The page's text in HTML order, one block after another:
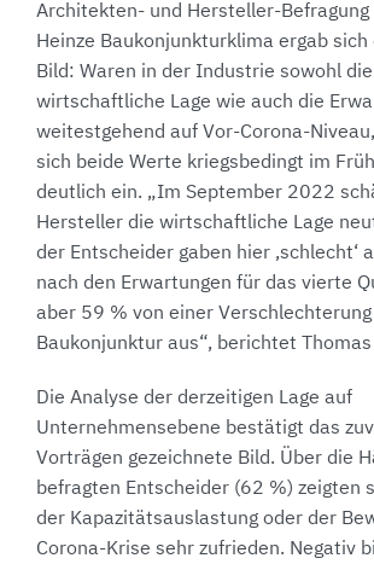
Architekten- und Hersteller-Befragung
Heinze Baukonjunkturklima ergab
Bild: Waren in der Industrie sowohl
wirtschaftliche Lage wie auch die
weitestgehend auf Vor-Corona-
sich beide Werte kriegsbedingt im
deutlich ein. „Im September 2022
Hersteller die wirtschaftliche Lage
der Entscheider gaben hier ,schlecht‘
nach den Erwartungen für das vierte
aber 59 % von einer
Baukonjunktur aus“, berichtet Thomas
Die Analyse der derzeitigen Lage auf
Unternehmensebene bestätigt das
Vorträgen gezeichnete Bild. Über die
befragten Entscheider (62 %) zeigten
der Kapazitätsauslastung oder der
Corona-Krise sehr zufrieden. Negativ